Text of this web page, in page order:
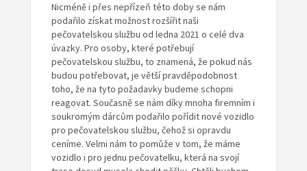
Nicméně i přes nepřízeň této doby se nám
podařilo získat možnost rozšířit naši
pečovatelskou službu od ledna 2021 o celé dva
úvazky. Pro osoby, které potřebují
pečovatelskou službu, to znamená, že pokud nás
budou potřebovat, je větší pravděpodobnost
toho, že na tyto požadavky budeme schopni
reagovat. Současně se nám díky mnoha firemním i
soukromým dárcům podařilo pořídit nové vozidlo
pro pečovatelskou službu, čehož si opravdu
ceníme. Velmi nám to pomůže v tom, že máme
vozidlo i pro jednu pečovatelku, která na svojí